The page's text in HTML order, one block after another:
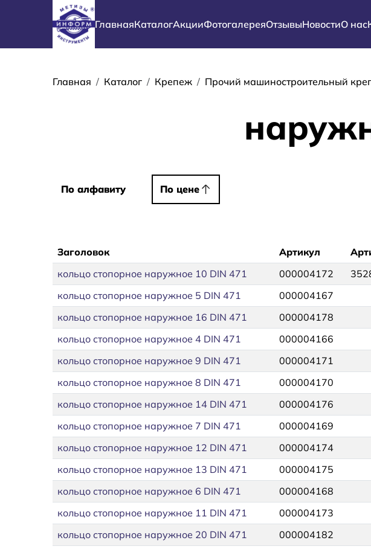
Перейти к основному содержанию
Основная навигация
ГлавнаяКаталогАкцииФотогалереяОтзывыНовостиО нас
Строка навигации
Главная Каталог Крепеж Прочий машиностроительный
По алфавиту
По алфавиту По цене
По цене
Заголовок Артикул
кольцо стопорное наружное 10 DIN 471
000004172
кольцо стопорное наружное 5 DIN 471
000004167
кольцо стопорное наружное 16 DIN 471
000004178
кольцо стопорное наружное 4 DIN 471
000004166
кольцо стопорное наружное 9 DIN 471
000004171
кольцо стопорное наружное 8 DIN 471
000004170
кольцо стопорное наружное 14 DIN 471
000004176
кольцо стопорное наружное 7 DIN 471
000004169
кольцо стопорное наружное 12 DIN 471
000004174
кольцо стопорное наружное 13 DIN 471
000004175
кольцо стопорное наружное 6 DIN 471
000004168
кольцо стопорное наружное 11 DIN 471
000004173
кольцо стопорное наружное 20 DIN 471
000004182